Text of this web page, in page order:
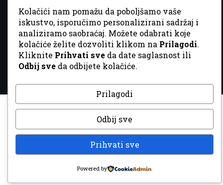
© 2026 Sva prava zadržana. DizajnGordonDM
Kolačići nam pomažu da poboljšamo vaše
iskustvo, isporučimo personalizirani sadržaj i
analiziramo saobraćaj. Možete odabrati koje
kolačiće želite dozvoliti klikom na Prilagodi.
Kliknite Prihvati sve da date saglasnost ili
Odbij sve da odbijete kolačiće.
Prilagodi
Odbij sve
Prihvati sve
Powered by